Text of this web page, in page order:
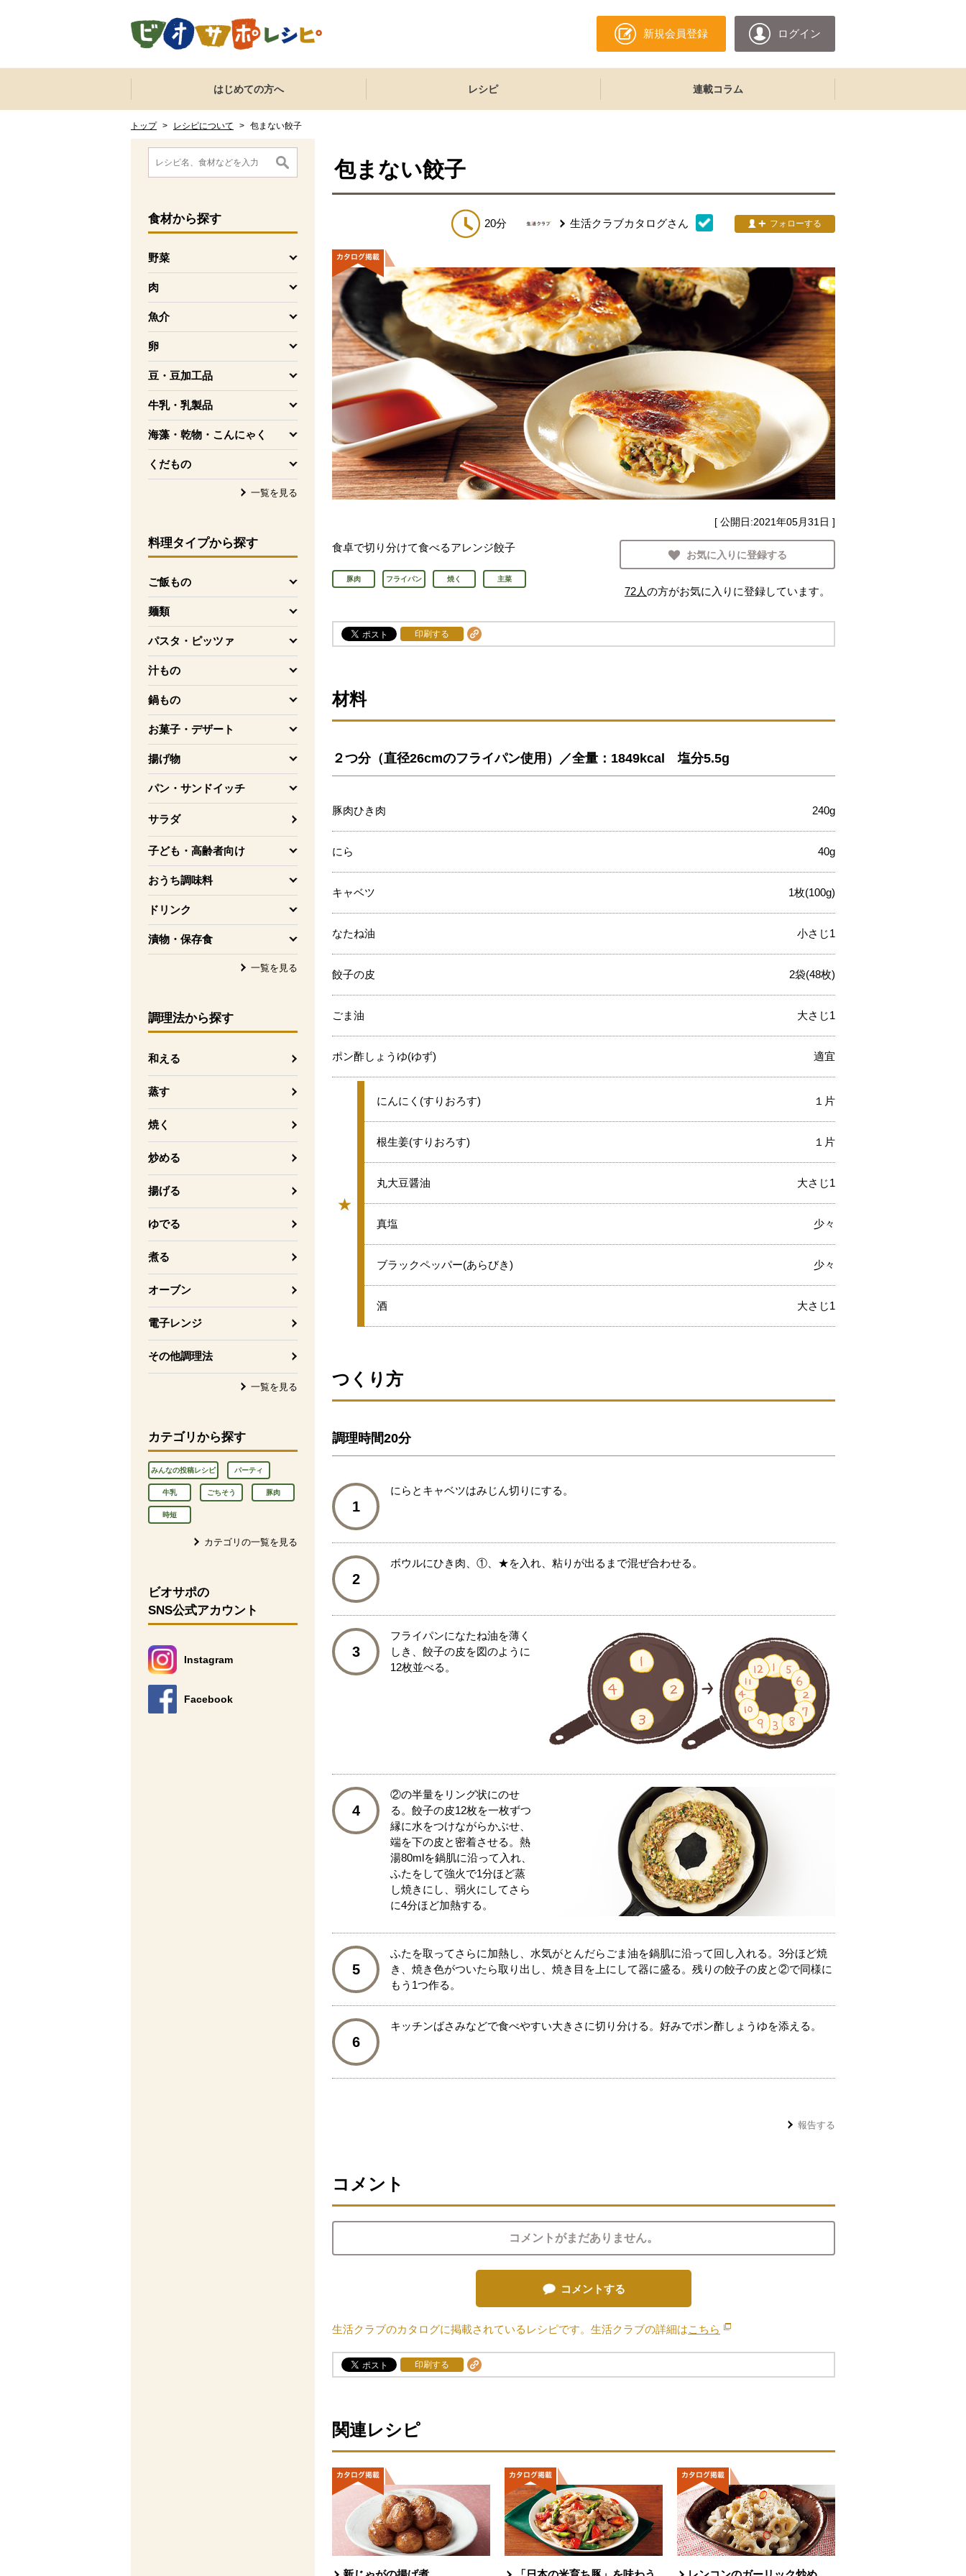
新規会員登録 ログイン
ここからサイト内共通メニューです。
サイト内共通メニューをスキップする
はじめての方へ レシピ 連載コラム
トップ > レシピについて > 包まない餃子
ここから消費材検索メニューです。
食材から探す
野菜
を開く
肉
を開く
魚介
を開く
卵
を開く
豆・豆加工品
を開く
牛乳・乳製品
を開く
海藻・乾物・こんにゃく
を開く
くだもの
を開く
一覧を見る
料理タイプから探す
ご飯もの
を開く
麺類
を開く
パスタ・ピッツァ
を開く
汁もの
を開く
鍋もの
を開く
お菓子・デザート
を開く
揚げ物
を開く
パン・サンドイッチ
を開く
サラダ
子ども・高齢者向け
を開く
おうち調味料
を開く
ドリンク
を開く
漬物・保存食
を開く
一覧を見る
調理法から探す
和える
蒸す
焼く
炒める
揚げる
ゆでる
煮る
オーブン
電子レンジ
その他調理法
一覧を見る
カテゴリから探す
みんなの投稿レシピ パーティ
牛乳 ごちそう 豚肉
時短
カテゴリの一覧を見る
消費材検索メニューここまで。
ここから本文です。
ビオサポの
SNS公式アカウント
Instagram
別のウィンドウで開きます。
Facebook
別のウィンドウで開きます。
包まない餃子
20分 生活クラブカタログさん フォローする
[ 公開日:2021年05月31日 ]
食卓で切り分けて食べるアレンジ餃子
豚肉 フライパン 焼く 主菜
お気に入りに登録する
72人の方がお気に入りに登録しています。
印刷する
材料
２つ分（直径26cmのフライパン使用）／全量：1849kcal 塩分5.5g
豚肉ひき肉 240g
にら 40g
キャベツ 1枚(100g)
なたね油 小さじ1
餃子の皮 2袋(48枚)
ごま油 大さじ1
ポン酢しょうゆ(ゆず) 適宜
★
グループ
★
にんにく(すりおろす) １片
★
根生姜(すりおろす) １片
★
丸大豆醤油 大さじ1
★
真塩 少々
★
ブラックペッパー(あらびき) 少々
★
酒 大さじ1
つくり方
調理時間20分
1
にらとキャベツはみじん切りにする。
2
ボウルにひき肉、①、★を入れ、粘りが出るまで混ぜ合わせる。
3
フライパンになたね油を薄く
しき、餃子の皮を図のように
12枚並べる。
4
②の半量をリング状にのせ
る。餃子の皮12枚を一枚ずつ
縁に水をつけながらかぶせ、
端を下の皮と密着させる。熱
湯80mlを鍋肌に沿って入れ、
ふたをして強火で1分ほど蒸
し焼きにし、弱火にしてさら
に4分ほど加熱する。
5
ふたを取ってさらに加熱し、水気がとんだらごま油を鍋肌に沿って回し入れる。3分ほど焼
き、焼き色がついたら取り出し、焼き目を上にして器に盛る。残りの餃子の皮と②で同様に
もう1つ作る。
6
キッチンばさみなどで食べやすい大きさに切り分ける。好みでポン酢しょうゆを添える。
報告する
コメント
コメントがまだありません。
コメントする
生活クラブのカタログに掲載されているレシピです。生活クラブの詳細はこちら 別のウィンドウで開きます。
印刷する
関連レシピ